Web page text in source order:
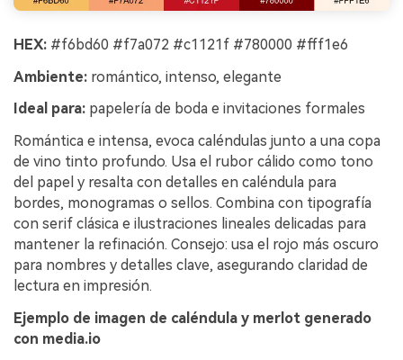
HEX: #f6bd60 #f7a072 #c1121f #780000 #fff1e6
Ambiente: romántico, intenso, elegante
Ideal para: papelería de boda e invitaciones formales
Romántica e intensa, evoca caléndulas junto a una copa
de vino tinto profundo. Usa el rubor cálido como tono
del papel y resalta con detalles en caléndula para
bordes, monogramas o sellos. Combina con tipografía
con serif clásica e ilustraciones lineales delicadas para
mantener la refinación. Consejo: usa el rojo más oscuro
para nombres y detalles clave, asegurando claridad de
lectura en impresión.
Ejemplo de imagen de caléndula y merlot generado
con media.io